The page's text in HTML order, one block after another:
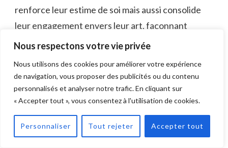
Nous respectons votre vie privée
Nous utilisons des cookies pour améliorer votre expérience
de navigation, vous proposer des publicités ou du contenu
personnalisés et analyser notre trafic. En cliquant sur
« Accepter tout », vous consentez à l'utilisation de cookies.
Personnaliser Tout rejeter Accepter tout
renforce leur estime de soi mais aussi consolide
leur engagement envers leur art, façonnant
finalement leur
identité artistique
Influence des Modèles de Rôle
Bien que l’influence d’une mère puisse souvent
passer inaperçue, elle joue un rôle crucial dans la
formation de l’identité d’un artiste et de son